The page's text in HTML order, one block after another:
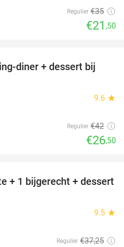
Regulier €35
€21 ,50
37%
diner + dessert bij
9.6 star
Regulier €42
€26,50
40%
+ 1 bijgerecht + dessert
9.5 star
Regulier €37,25